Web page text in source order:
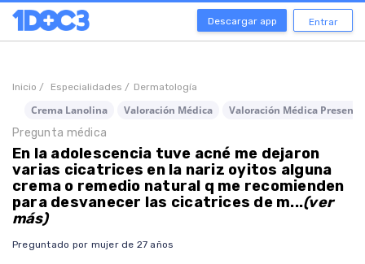
Descargar app Entrar
Inicio / Especialidades / Dermatología
Crema Lanolina Valoración Médica
Valoración Médica
Pregunta médica
En la adolescencia tuve acné me dejaron
varias cicatrices en la nariz oyitos alguna
crema o remedio natural q me recomienden
para desvanecer las cicatrices de m...(ver
más)
Preguntado por mujer de 27 años